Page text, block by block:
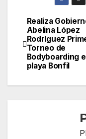
de
entradas
Realiza
Abelina López
Rodríguez
Torneo de
Bodyboarding
playa Bonfil